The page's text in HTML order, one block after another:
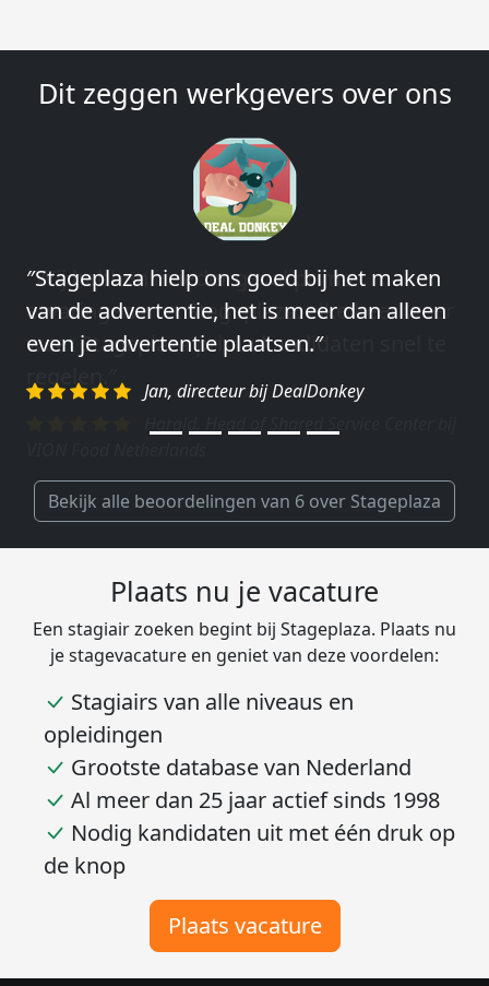
Dit zeggen werkgevers over ons
″Wij hebben in ieder geval prima
ervaringen met Stageplaza: elke keer weer
weet Stageplaza prima kandidaten snel te
regelen.″
Bekijk alle beoordelingen van 6 over Stageplaza
Plaats nu je vacature
Een stagiair zoeken begint bij Stageplaza. Plaats nu
je stagevacature en geniet van deze voordelen:
Stagiairs van alle niveaus en
opleidingen
Grootste database van Nederland
Al meer dan 25 jaar actief sinds 1998
Nodig kandidaten uit met één druk op
de knop
Plaats vacature